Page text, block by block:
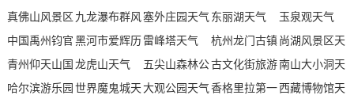
气
天气
天气
假邨天气
真佛山风景区
天气
九龙瀑布群风
景区天气
塞外庄园天气 东丽湖天气
玉泉观天气
中国禹州钧官
窑址博物馆天
气
黑河市爱辉历
史陈列馆天气
雷峰塔天气
杭州龙门古镇
天气
尚湖风景区天
气
青州仰天山国
家森林公园天
龙虎山天气
五尖山森林公
园天气
古文化街旅游
区南门天气
南山大小洞天
旅游区天气
哈尔滨游乐园 世界魔鬼城天大观公园天气 香格里拉第一西藏博物馆天